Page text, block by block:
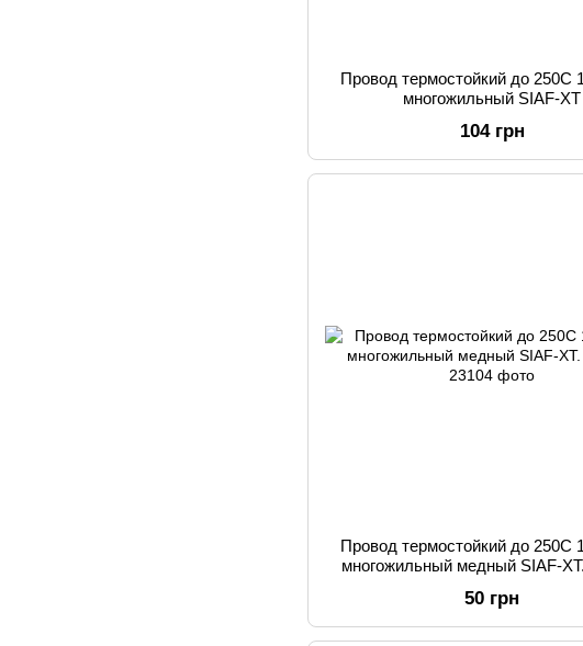
Провод термостойкий до 250С
многожильный SIAF-XT
104 грн
Провод термостойкий до 250С
многожильный медный SIAF-
50 грн